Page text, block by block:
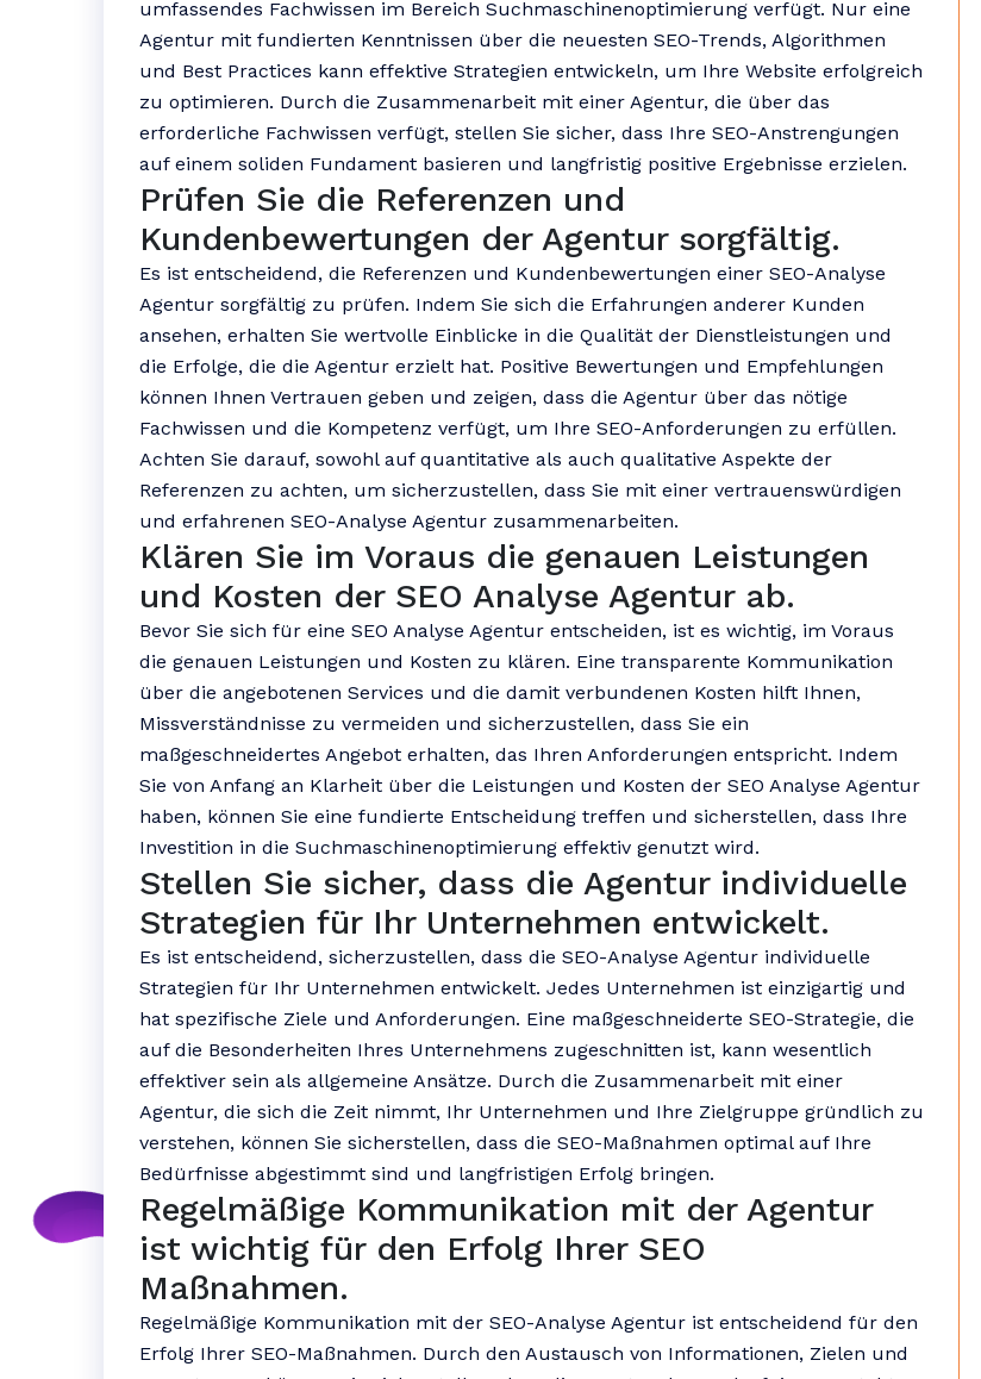
umfassendes Fachwissen im Bereich Suchmaschinenoptimierung verfügt. Nur eine
Agentur mit fundierten Kenntnissen über die neuesten SEO-Trends, Algorithmen
und Best Practices kann effektive Strategien entwickeln, um Ihre Website erfolgreich
zu optimieren. Durch die Zusammenarbeit mit einer Agentur, die über das
erforderliche Fachwissen verfügt, stellen Sie sicher, dass Ihre SEO-Anstrengungen
auf einem soliden Fundament basieren und langfristig positive Ergebnisse erzielen.
Prüfen Sie die Referenzen und
Kundenbewertungen der Agentur sorgfältig.
Es ist entscheidend, die Referenzen und Kundenbewertungen einer SEO-Analyse
Agentur sorgfältig zu prüfen. Indem Sie sich die Erfahrungen anderer Kunden
ansehen, erhalten Sie wertvolle Einblicke in die Qualität der Dienstleistungen und
die Erfolge, die die Agentur erzielt hat. Positive Bewertungen und Empfehlungen
können Ihnen Vertrauen geben und zeigen, dass die Agentur über das nötige
Fachwissen und die Kompetenz verfügt, um Ihre SEO-Anforderungen zu erfüllen.
Achten Sie darauf, sowohl auf quantitative als auch qualitative Aspekte der
Referenzen zu achten, um sicherzustellen, dass Sie mit einer vertrauenswürdigen
und erfahrenen SEO-Analyse Agentur zusammenarbeiten.
Klären Sie im Voraus die genauen Leistungen
und Kosten der SEO Analyse Agentur ab.
Bevor Sie sich für eine SEO Analyse Agentur entscheiden, ist es wichtig, im Voraus
die genauen Leistungen und Kosten zu klären. Eine transparente Kommunikation
über die angebotenen Services und die damit verbundenen Kosten hilft Ihnen,
Missverständnisse zu vermeiden und sicherzustellen, dass Sie ein
maßgeschneidertes Angebot erhalten, das Ihren Anforderungen entspricht. Indem
Sie von Anfang an Klarheit über die Leistungen und Kosten der SEO Analyse Agentur
haben, können Sie eine fundierte Entscheidung treffen und sicherstellen, dass Ihre
Investition in die Suchmaschinenoptimierung effektiv genutzt wird.
Stellen Sie sicher, dass die Agentur individuelle
Strategien für Ihr Unternehmen entwickelt.
Es ist entscheidend, sicherzustellen, dass die SEO-Analyse Agentur individuelle
Strategien für Ihr Unternehmen entwickelt. Jedes Unternehmen ist einzigartig und
hat spezifische Ziele und Anforderungen. Eine maßgeschneiderte SEO-Strategie, die
auf die Besonderheiten Ihres Unternehmens zugeschnitten ist, kann wesentlich
effektiver sein als allgemeine Ansätze. Durch die Zusammenarbeit mit einer
Agentur, die sich die Zeit nimmt, Ihr Unternehmen und Ihre Zielgruppe gründlich zu
verstehen, können Sie sicherstellen, dass die SEO-Maßnahmen optimal auf Ihre
Bedürfnisse abgestimmt sind und langfristigen Erfolg bringen.
Regelmäßige Kommunikation mit der Agentur
ist wichtig für den Erfolg Ihrer SEO
Maßnahmen.
Regelmäßige Kommunikation mit der SEO-Analyse Agentur ist entscheidend für den
Erfolg Ihrer SEO-Maßnahmen. Durch den Austausch von Informationen, Zielen und